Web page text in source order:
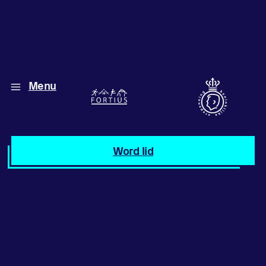
Menu
Word lid
Diverse disciplines
onder één dak